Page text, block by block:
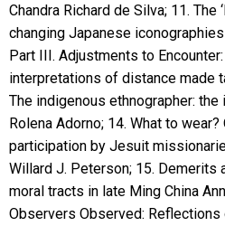
Chandra Richard de Silva; 11. The
changing Japanese
Part III. Adjustments to
interpretations of distance made
The indigenous ethnographer:
Rolena Adorno; 14. What to
participation by Jesuit
Willard J. Peterson; 15. Demerits
moral tracts in late Ming China
Observers Observed: Reflections